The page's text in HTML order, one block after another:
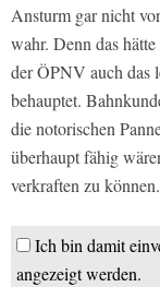
Ansturm gar nicht
wahr. Denn das
der ÖPNV auch das
behauptet.
die notorischen
überhaupt fähig
verkraften zu können.
Ich bin damit
angezeigt werden.